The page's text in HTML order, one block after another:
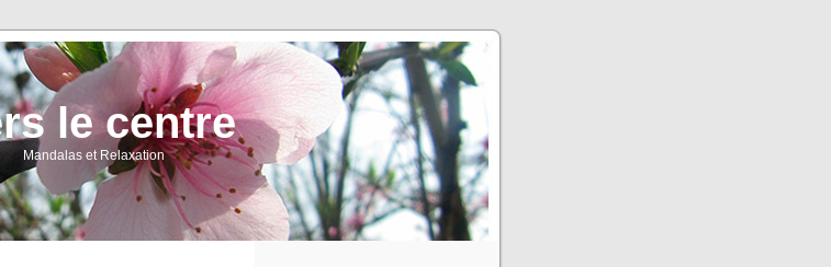
le centre
Mandalas et Relaxation